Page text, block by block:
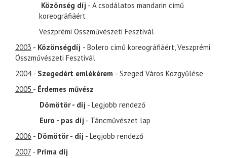
Közönség díj - A csodálatos mandarin című
koreográfiáért
Veszprémi Összművészeti Fesztivál
2003 - Közönségdíj - Bolero című koreográfiáért, Veszprémi
Összművészeti Fesztivál
2004- Szegedért emlékérem - Szeged Város Közgyűlése
2005 - Érdemes művész
Dömötör - díj - Legjobb rendező
Euro - pas díj - Táncművészet lap
2006 - Dömötör - díj - Legjobb rendező
2007 - Príma díj